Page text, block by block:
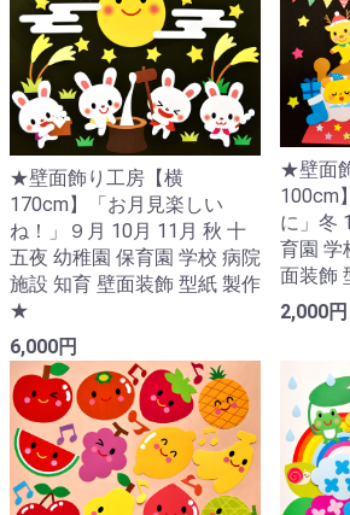
★壁面飾り工房【横
170cm】「お月見楽しい
ね！」９月 10月 11月 秋 十
五夜 幼稚園 保育園 学校 病院
施設 知育 壁面装飾 型紙 製作
★
6,000円
★壁面
100cm
に」冬
育園 学
面装飾
2,000円